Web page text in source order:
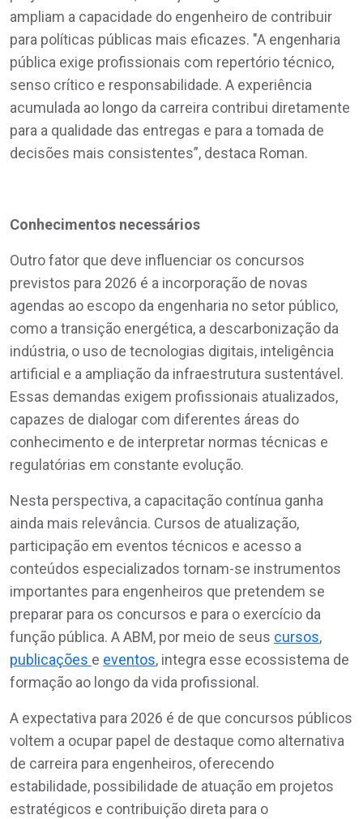
ampliam a capacidade do engenheiro de contribuir
para políticas públicas mais eficazes. "A engenharia
pública exige profissionais com repertório técnico,
senso crítico e responsabilidade. A experiência
acumulada ao longo da carreira contribui diretamente
para a qualidade das entregas e para a tomada de
decisões mais consistentes”, destaca Roman.
Conhecimentos necessários
Outro fator que deve influenciar os concursos
previstos para 2026 é a incorporação de novas
agendas ao escopo da engenharia no setor público,
como a transição energética, a descarbonização da
indústria, o uso de tecnologias digitais, inteligência
artificial e a ampliação da infraestrutura sustentável.
Essas demandas exigem profissionais atualizados,
capazes de dialogar com diferentes áreas do
conhecimento e de interpretar normas técnicas e
regulatórias em constante evolução.
Nesta perspectiva, a capacitação contínua ganha
ainda mais relevância. Cursos de atualização,
participação em eventos técnicos e acesso a
conteúdos especializados tornam-se instrumentos
importantes para engenheiros que pretendem se
preparar para os concursos e para o exercício da
função pública. A ABM, por meio de seus cursos,
publicações e eventos, integra esse ecossistema de
formação ao longo da vida profissional.
A expectativa para 2026 é de que concursos públicos
voltem a ocupar papel de destaque como alternativa
de carreira para engenheiros, oferecendo
estabilidade, possibilidade de atuação em projetos
estratégicos e contribuição direta para o